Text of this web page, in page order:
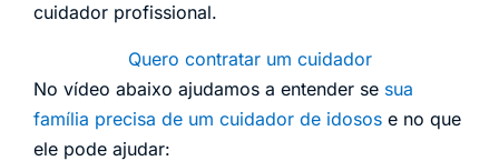
cuidador profissional.
Quero contratar um cuidador
No vídeo abaixo ajudamos a entender se sua
família precisa de um cuidador de idosos e no que
ele pode ajudar: